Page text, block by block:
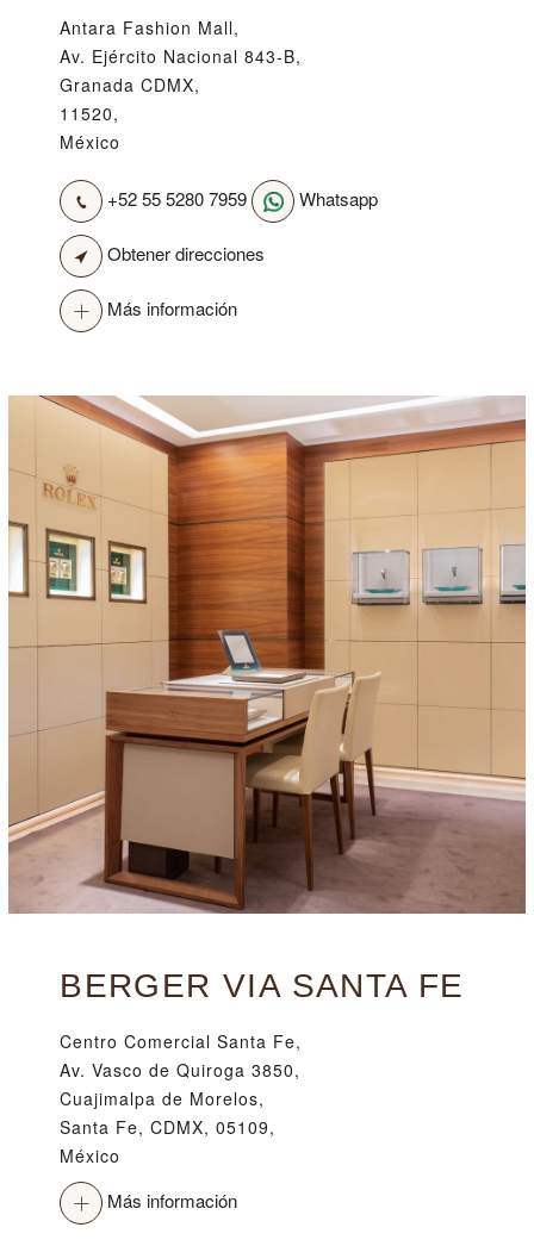
Antara Fashion Mall,
Av. Ejército Nacional 843-B,
Granada CDMX,
11520,
México
+52 55 5280 7959 Whatsapp
Obtener direcciones
Más información
BERGER VIA SANTA FE
Centro Comercial Santa Fe,
Av. Vasco de Quiroga 3850,
Cuajimalpa de Morelos,
Santa Fe, CDMX, 05109,
México
Más información